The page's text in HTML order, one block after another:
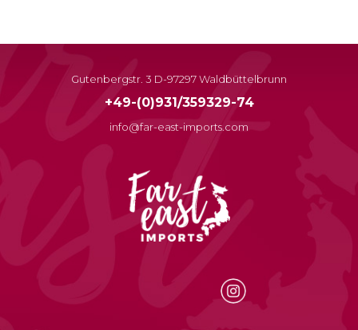
Gutenbergstr. 3 D-97297 Waldbüttelbrunn
+49-(0)931/359329-74
info@far-east-imports.com